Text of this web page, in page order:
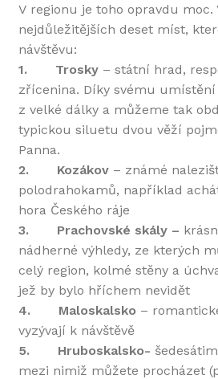
V regionu je toho opravdu moc.
nejdůležitějších deset míst,
návštěvu:
1. Trosky – státní hrad,
zřícenina. Díky svému
z velké dálky a můžeme tak
typickou siluetu dvou věží
Panna.
2. Kozákov – známé
polodrahokamů, například
hora Českého ráje
3. Prachovské skály –
nádherné výhledy, ze kterých
celý region, kolmé stěny a
jež by bylo hříchem nevidět
4. Maloskalsko –
vyzývají k návštěvě
5. Hruboskalsko-
mezi nimiž můžete procházet